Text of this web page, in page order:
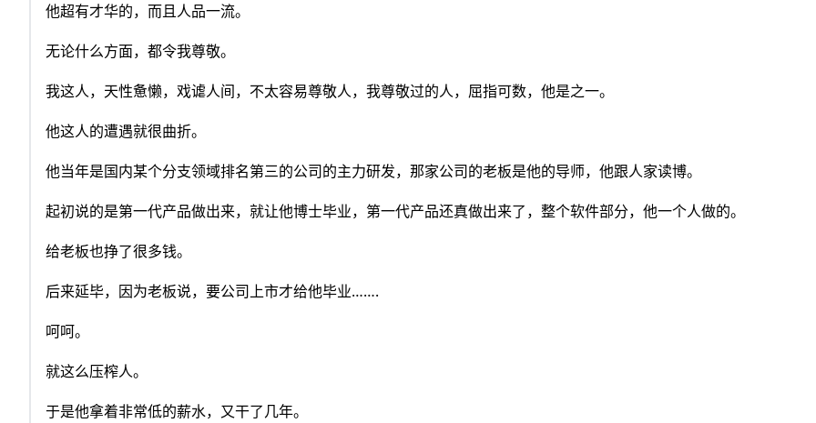
他超有才华的，而且人品一流。
无论什么方面，都令我尊敬。
我这人，天性惫懒，戏谑人间，不太容易尊敬人，我尊敬过的人，屈指可数，他是之一。
他这人的遭遇就很曲折。
他当年是国内某个分支领域排名第三的公司的主力研发，那家公司的老板是他的导师，他跟人家读博。
起初说的是第一代产品做出来，就让他博士毕业，第一代产品还真做出来了，整个软件部分，他一个人做的。
给老板也挣了很多钱。
后来延毕，因为老板说，要公司上市才给他毕业…….
呵呵。
就这么压榨人。
于是他拿着非常低的薪水，又干了几年。